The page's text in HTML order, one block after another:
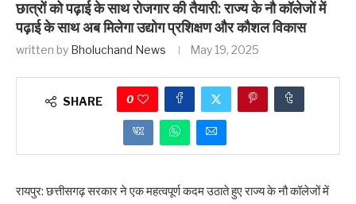
छात्रों को पढ़ाई के साथ रोजगार की तैयारी: राज्य के नौ कॉलेजों में
पढ़ाई के साथ अब मिलेगा उद्योग प्रशिक्षण और कौशल विकास
written by Bholuchand News May 19, 2025
SHARE 0
रायपुर: छत्तीसगढ़ सरकार ने एक महत्वपूर्ण कदम उठाते हुए राज्य के नौ कॉलेजों में